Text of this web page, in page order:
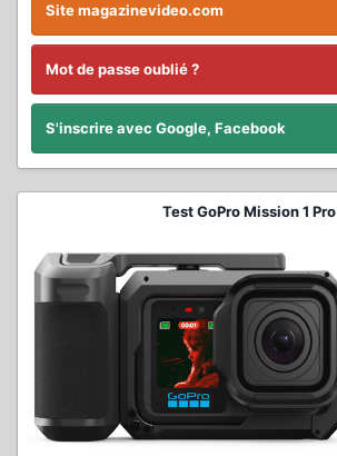
Site magazinevideo.com
Mot de passe oublié ?
S'inscrire avec Google, Facebook
Test GoPro Mission 1 Pro